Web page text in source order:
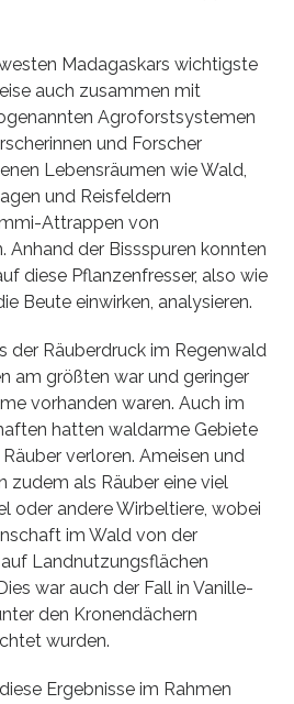
Madagaskars wichtigste
auch zusammen mit
Agroforstsystemen
und Forscher
Lebensräumen wie Wald,
und Reisfeldern
Attrappen von
Anhand der Bissspuren konnten
diese Pflanzenfresser, also wie
Beute einwirken, analysieren.
der Räuberdruck im Regenwald
am größten war und geringer
vorhanden waren. Auch im
hatten waldarme Gebiete
verloren. Ameisen und
zudem als Räuber eine viel
oder andere Wirbeltiere, wobei
im Wald von der
Landnutzungsflächen
war auch der Fall in Vanille-
den Kronendächern
wurden.
Ergebnisse im Rahmen